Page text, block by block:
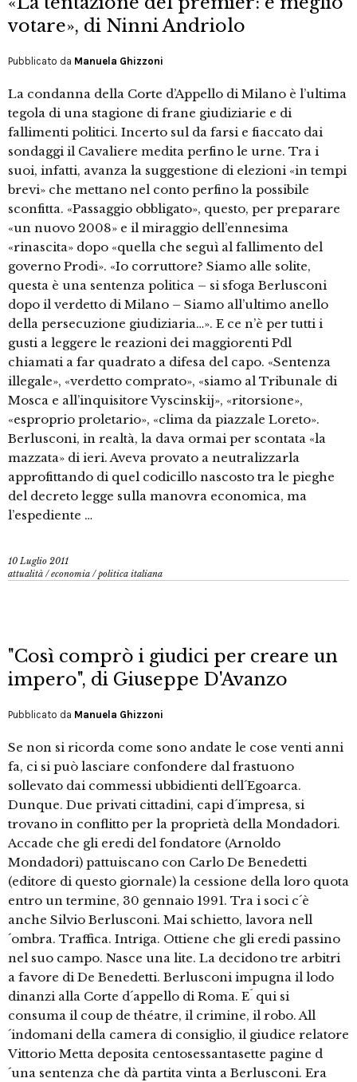
votare», di Ninni Andriolo
Pubblicato da Manuela Ghizzoni
La condanna della Corte d’Appello di Milano è l’ultima
tegola di una stagione di frane giudiziarie e di
fallimenti politici. Incerto sul da farsi e fiaccato dai
sondaggi il Cavaliere medita perfino le urne. Tra i
suoi, infatti, avanza la suggestione di elezioni «in tempi
brevi» che mettano nel conto perfino la possibile
sconfitta. «Passaggio obbligato», questo, per preparare
«un nuovo 2008» e il miraggio dell’ennesima
«rinascita» dopo «quella che seguì al fallimento del
governo Prodi». «Io corruttore? Siamo alle solite,
questa è una sentenza politica – si sfoga Berlusconi
dopo il verdetto di Milano – Siamo all’ultimo anello
della persecuzione giudiziaria…». E ce n’è per tutti i
gusti a leggere le reazioni dei maggiorenti Pdl
chiamati a far quadrato a difesa del capo. «Sentenza
illegale», «verdetto comprato», «siamo al Tribunale di
Mosca e all’inquisitore Vyscinskij», «ritorsione»,
«esproprio proletario», «clima da piazzale Loreto».
Berlusconi, in realtà, la dava ormai per scontata «la
mazzata» di ieri. Aveva provato a neutralizzarla
approfittando di quel codicillo nascosto tra le pieghe
del decreto legge sulla manovra economica, ma
l’espediente …
10 Luglio 2011
attualità /economia /politica italiana
"Così comprò i giudici per creare un
impero", di Giuseppe D'Avanzo
Pubblicato da Manuela Ghizzoni
Se non si ricorda come sono andate le cose venti anni
fa, ci si può lasciare confondere dal frastuono
sollevato dai commessi ubbidienti dell´Egoarca.
Dunque. Due privati cittadini, capi d´impresa, si
trovano in conflitto per la proprietà della Mondadori.
Accade che gli eredi del fondatore (Arnoldo
Mondadori) pattuiscano con Carlo De Benedetti
(editore di questo giornale) la cessione della loro quota
entro un termine, 30 gennaio 1991. Tra i soci c´è
anche Silvio Berlusconi. Mai schietto, lavora nell
´ombra. Traffica. Intriga. Ottiene che gli eredi passino
nel suo campo. Nasce una lite. La decidono tre arbitri
a favore di De Benedetti. Berlusconi impugna il lodo
dinanzi alla Corte d´appello di Roma. E´ qui si
consuma il coup de théatre, il crimine, il robo. All
´indomani della camera di consiglio, il giudice relatore
Vittorio Metta deposita centosessantasette pagine d
´una sentenza che dà partita vinta a Berlusconi. Era